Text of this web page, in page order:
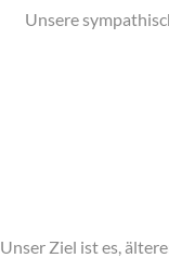
Unsere
Unser Ziel ist es,